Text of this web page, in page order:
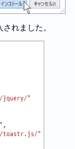
れました。